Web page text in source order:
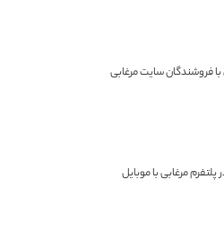
فروشندگان سایت مرغابی
مرغابی با موبایل